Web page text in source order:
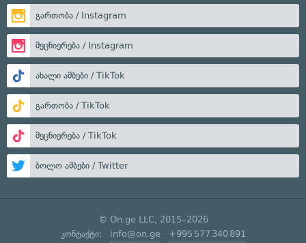
გართობა / Instagram
მეცნიერება / Instagram
ახალი ამბები / TikTok
გართობა / TikTok
მეცნიერება / TikTok
ბოლო ამბები / Twitter
© On.ge LLC, 2015–2026
კონტაქტი: info@on.ge +995 577 340 891